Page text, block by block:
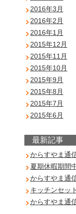
2016年3月
2016年2月
2016年1月
2015年12月
2015年11月
2015年10月
2015年9月
2015年8月
2015年7月
2015年6月
最新記事
からすやま通
夏期休暇期間
からすやま通
キッチンセッ
からすやま通